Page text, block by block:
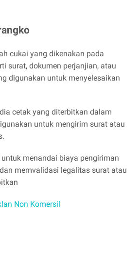
cukai yang dikenakan pada
surat, dokumen perjanjian, atau
digunakan untuk menyelesaikan
cetak yang diterbitkan dalam
untuk mengirim surat atau
menandai biaya pengiriman
memvalidasi legalitas surat atau
Non Komersil